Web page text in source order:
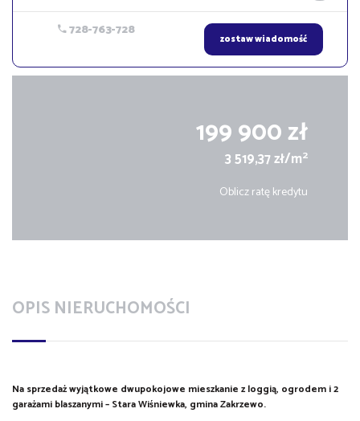
728-763-728 zostaw wiadomość
199 900 zł
3 519,37 zł/m2
Oblicz ratę kredytu
OPIS NIERUCHOMOŚCI
Na sprzedaż wyjątkowe dwupokojowe mieszkanie z loggią, ogrodem i 2
garażami blaszanymi – Stara Wiśniewka, gmina Zakrzewo.